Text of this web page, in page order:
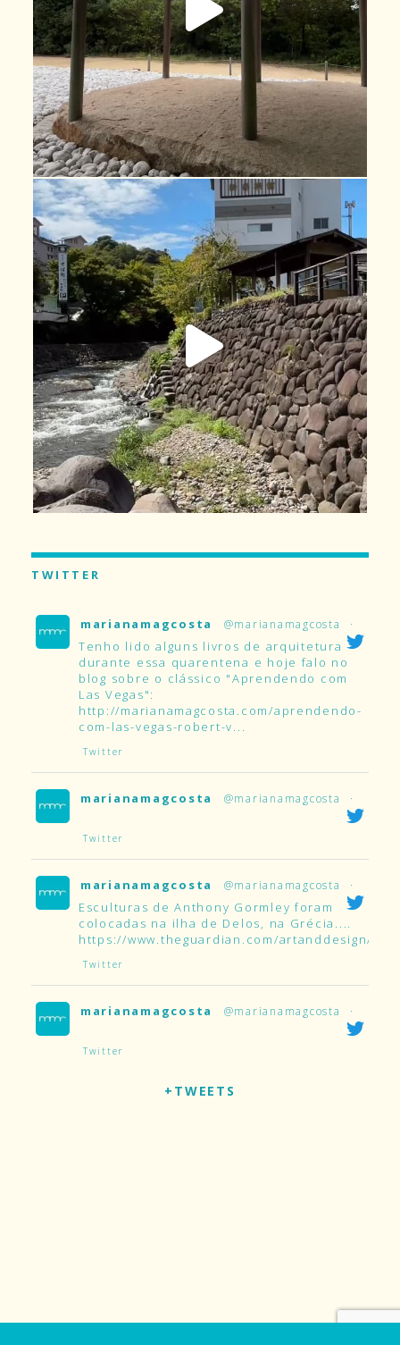
TWITTER
marianamagcosta @marianamagcosta ·
Tenho lido alguns livros de arquitetura
durante essa quarentena e hoje falo no
blog sobre o clássico "Aprendendo com
Las Vegas":
http://marianamagcosta.com/aprendendo-
com-las-vegas-robert-v...
Twitter
marianamagcosta @marianamagcosta ·
Twitter
marianamagcosta @marianamagcosta ·
Esculturas de Anthony Gormley foram
colocadas na ilha de Delos, na Grécia....
https://www.theguardian.com/artanddesign/
Twitter
marianamagcosta @marianamagcosta ·
Twitter
+TWEETS